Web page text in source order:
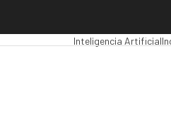
Inteligencia Artificial